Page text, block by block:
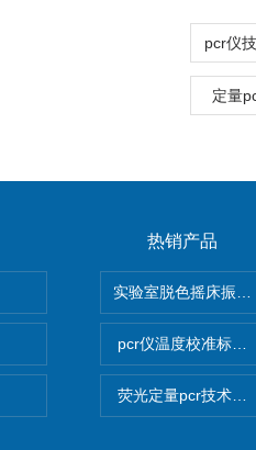
定量
热销产品
实验室脱色摇床振荡
pcr仪温度校准标定
荧光定量pcr技术定